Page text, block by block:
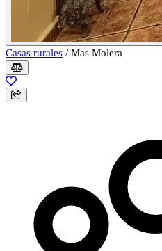
Casas rurales / Mas Molera